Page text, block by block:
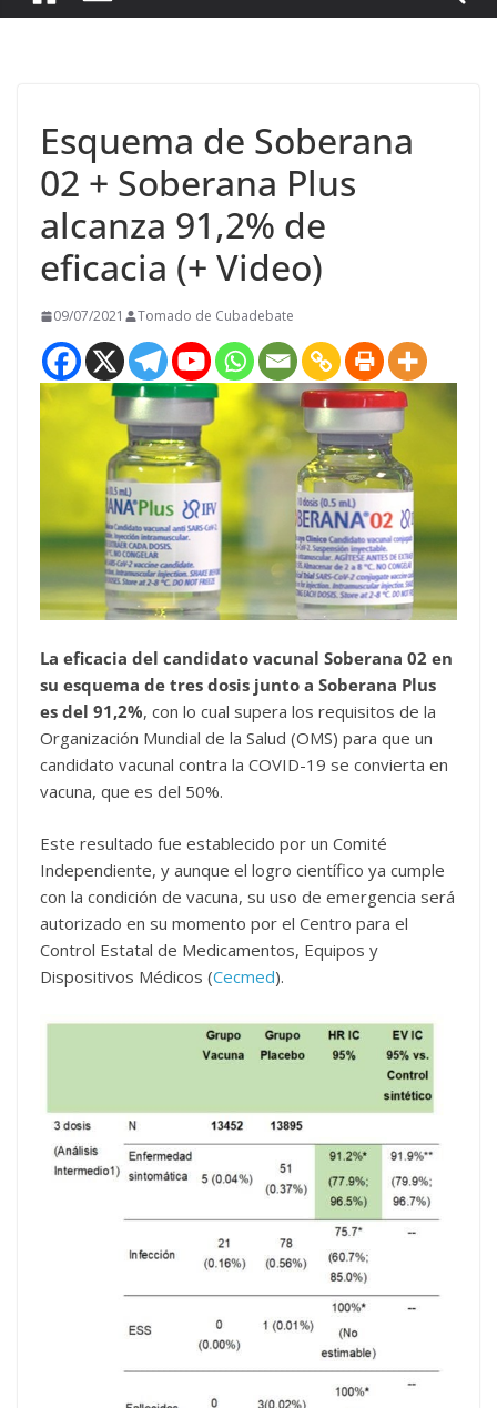
Esquema de Soberana
02 + Soberana Plus
alcanza 91,2% de
eficacia (+ Video)
09/07/2021 Tomado de Cubadebate
La eficacia del candidato vacunal Soberana 02 en
su esquema de tres dosis junto a Soberana Plus
es del 91,2%, con lo cual supera los requisitos de la
Organización Mundial de la Salud (OMS) para que un
candidato vacunal contra la COVID-19 se convierta en
vacuna, que es del 50%.
Este resultado fue establecido por un Comité
Independiente, y aunque el logro científico ya cumple
con la condición de vacuna, su uso de emergencia será
autorizado en su momento por el Centro para el
Control Estatal de Medicamentos, Equipos y
Dispositivos Médicos (Cecmed).